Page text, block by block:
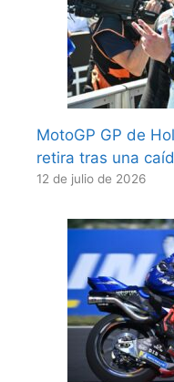
MotoGP GP de
retira tras una
12 de julio de 2026